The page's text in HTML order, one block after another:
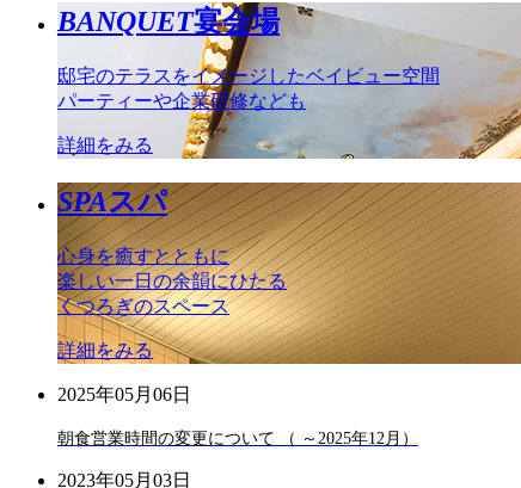
BANQUET宴会場
邸宅のテラスをイメージしたベイビュー空間
パーティーや企業研修なども
詳細をみる
SPAスパ
心身を癒すとともに
楽しい一日の余韻にひたる
くつろぎのスペース
詳細をみる
2025年05月06日
朝食営業時間の変更について （ ～2025年12月）
2023年05月03日